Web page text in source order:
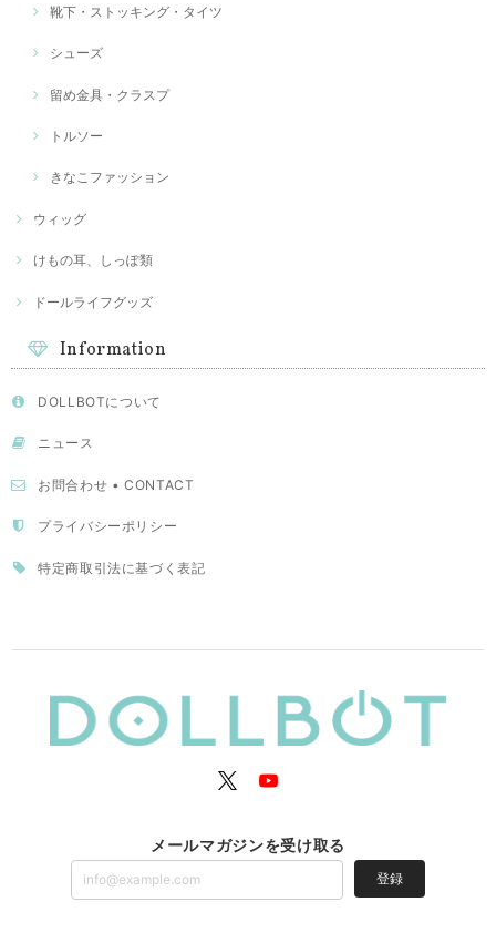
靴下・ストッキング・タイツ
シューズ
留め金具・クラスプ
トルソー
きなこファッション
ウィッグ
けもの耳、しっぽ類
ドールライフグッズ
Information
DOLLBOTについて
ニュース
お問合わせ • CONTACT
プライバシーポリシー
特定商取引法に基づく表記
メールマガジンを受け取る
登録